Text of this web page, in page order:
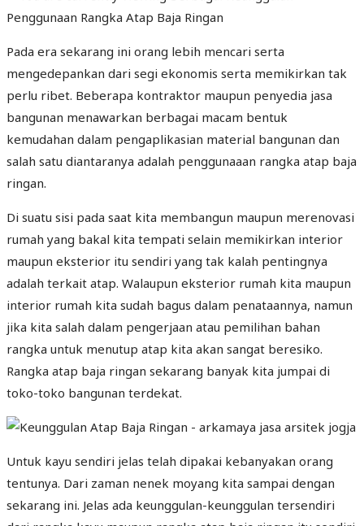
Pada era sekarang ini orang lebih mencari serta
mengedepankan dari segi ekonomis serta memikirkan tak
perlu ribet. Beberapa kontraktor maupun penyedia jasa
bangunan menawarkan berbagai macam bentuk
kemudahan dalam pengaplikasian material bangunan dan
salah satu diantaranya adalah penggunaaan rangka atap baja
ringan.
Di suatu sisi pada saat kita membangun maupun merenovasi
rumah yang bakal kita tempati selain memikirkan interior
maupun eksterior itu sendiri yang tak kalah pentingnya
adalah terkait atap. Walaupun eksterior rumah kita maupun
interior rumah kita sudah bagus dalam penataannya, namun
jika kita salah dalam pengerjaan atau pemilihan bahan
rangka untuk menutup atap kita akan sangat beresiko.
Rangka atap baja ringan sekarang banyak kita jumpai di
toko-toko bangunan terdekat.
Untuk kayu sendiri jelas telah dipakai kebanyakan orang
tentunya. Dari zaman nenek moyang kita sampai dengan
sekarang ini. Jelas ada keunggulan-keunggulan tersendiri